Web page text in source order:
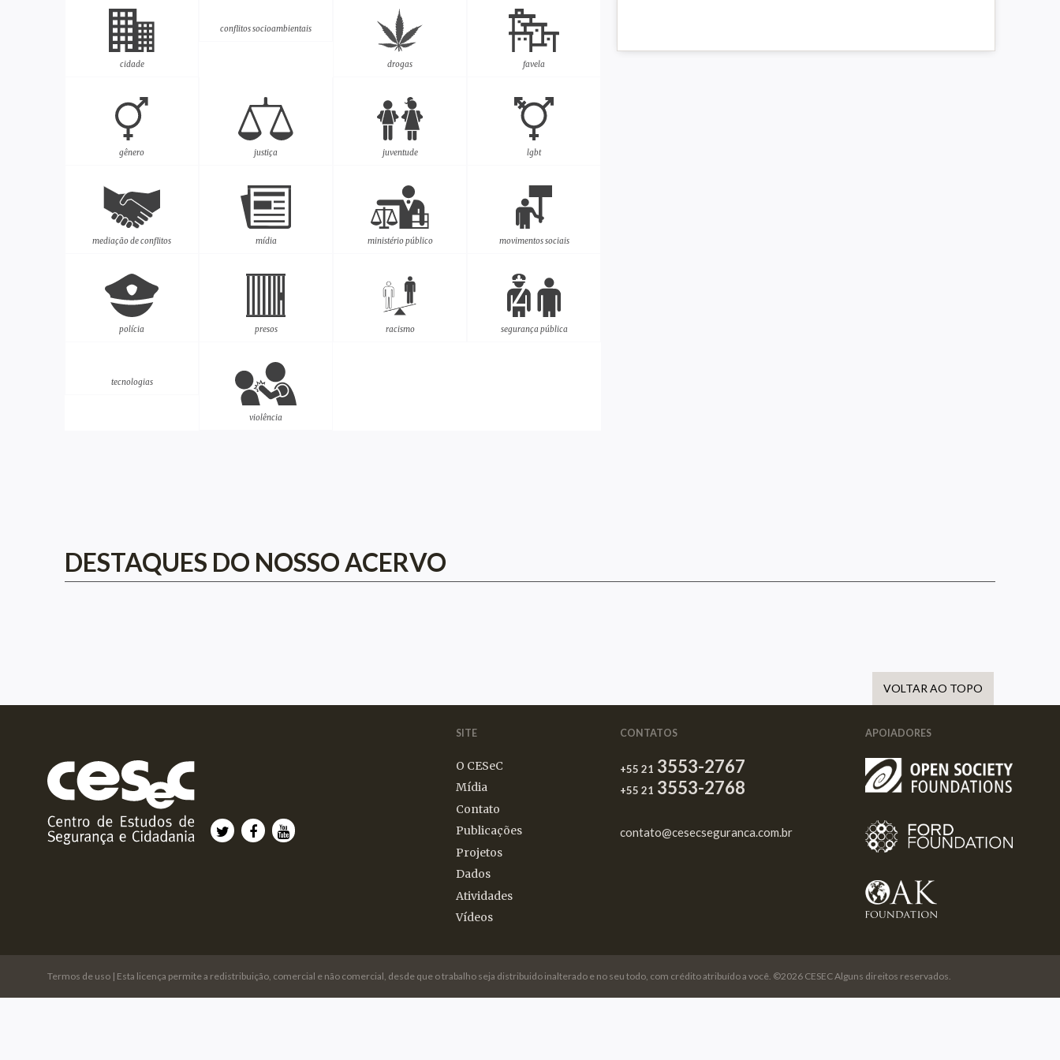
cidade
conflitos socioambientais
drogas favela
gênero justiça juventude lgbt
mediação de conflitos mídia ministério público movimentos sociais
polícia presos racismo segurança pública
tecnologias
violência
DESTAQUES DO NOSSO ACERVO
VOLTAR AO TOPO
SITE
O CESeC
Mídia
Contato
Publicações
Projetos
Dados
Atividades
Vídeos
CONTATOS
+55 21 3553-2767
+55 21 3553-2768
contato@cesecseguranca.com.br
APOIADORES
Termos de uso | Esta licença permite a redistribuição, comercial e não comercial, desde que o trabalho seja distribuido inalterado e no seu todo, com crédito atribuído a você. ©2026 CESEC Alguns direitos reservados.